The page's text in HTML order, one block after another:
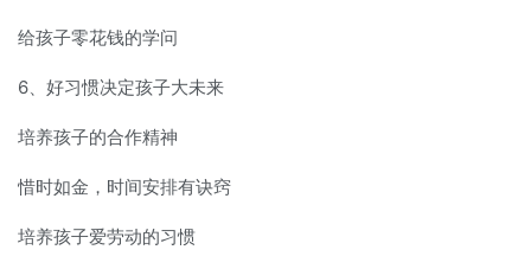
给孩子零花钱的学问
6、好习惯决定孩子大未来
培养孩子的合作精神
惜时如金，时间安排有诀窍
培养孩子爱劳动的习惯